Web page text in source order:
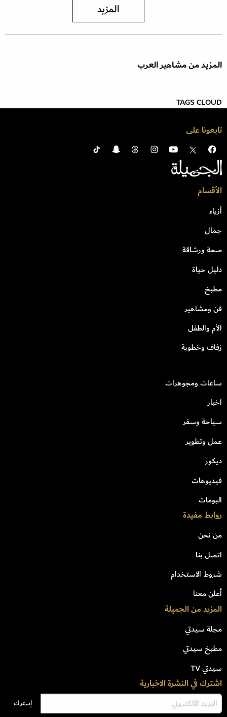
المزيد
المزيد من مشاهير العرب
TAGS CLOUD
تابعونا على
الأقسام
أزياء
جمال
صحة ورشاقة
دليل حياة
مطبخ
فن ومشاهير
الأم والطفل
زفاف وخطوبة
ساعات ومجوهرات
اخبار
سياحة وسفر
عمل وتطوير
ديكور
فيديوهات
البومات
روابط مفيدة
من نحن
اتصل بنا
شروط الاستخدام
أعلن معنا
المزيد من الجميلة
مجلة سيدتي
مطبخ سيدتي
سيدتي TV
اشترك في النشرة الاخبارية